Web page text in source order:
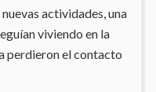
actividades, una
viviendo en la
perdieron el contacto